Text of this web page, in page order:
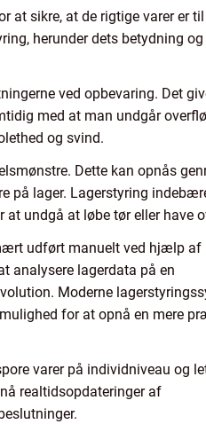
sikre, at de rigtige varer er til
herunder dets betydning og
ved opbevaring. Det
med at man undgår
og svind.
Dette kan opnås
på lager. Lagerstyring
undgå at løbe tør eller have
udført manuelt ved hjælp af
analysere lagerdata på en
Moderne
for at opnå en mere
varer på individniveau og
realtidsopdateringer af